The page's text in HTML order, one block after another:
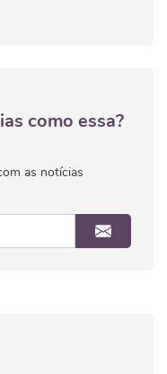
como essa?
as notícias